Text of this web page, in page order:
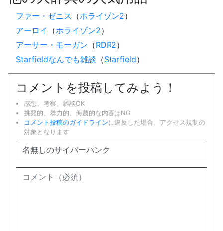
ファー・ゼニス （ホライゾン2）
アーロイ
（ホライゾン2）
アーサー・モーガン （RDR2）
Starfieldなんでも雑談 （Starfield）
コメントを投稿してみよう！
感想、考察、雑談OK
挑発的、暴力的、侮蔑的な内容はNG
コメント投稿のガイドラインに違反した場合、アクセス規制の
対象となります